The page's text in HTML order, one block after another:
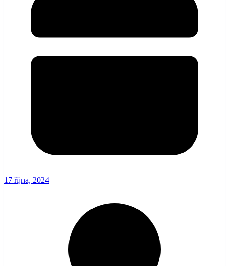
17 října, 2024